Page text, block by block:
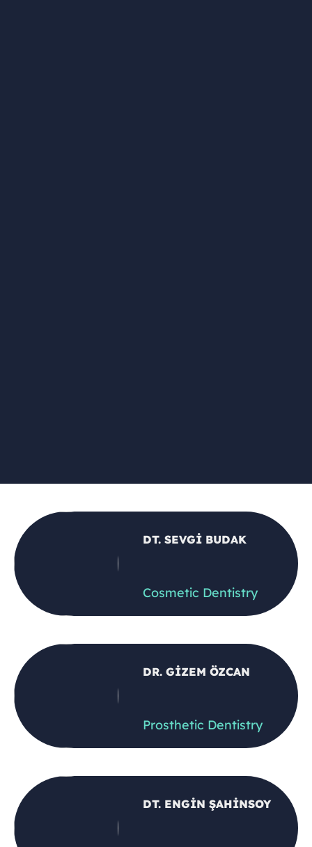
DT. SEVGİ BUDAK
Cosmetic Dentistry
DR. GİZEM ÖZCAN
Prosthetic Dentistry
DT. ENGİN ŞAHİNSOY